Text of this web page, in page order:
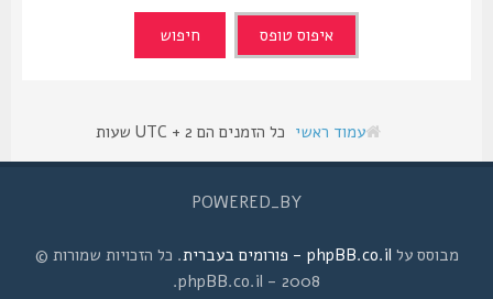
עמוד ראשי כל הזמנים הם UTC + 2 שעות
POWERED_BY
מבוסס עלphpBB.co.il - פורומים בעברית
. כל הזכויות שמורות ©
2008 - phpBB.co.il.